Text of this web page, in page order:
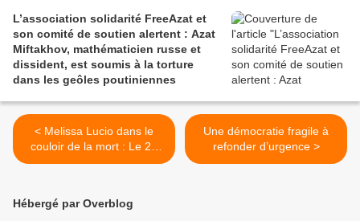
L’association solidarité FreeAzat et
son comité de soutien alertent : Azat
Miftakhov, mathématicien russe et
dissident, est soumis à la torture
dans les geôles poutiniennes
< Melissa Lucio dans le
couloir de la mort : Le 27
avril, il sera trop tard
Une démocratie fragile à
refonder d’urgence >
Hébergé par Overblog